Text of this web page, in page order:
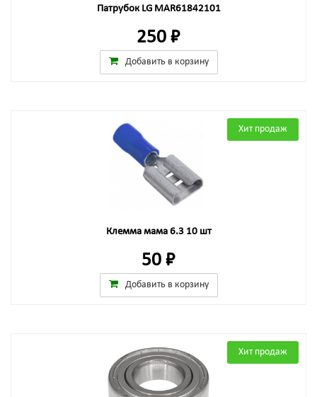
Патрубок LG MAR61842101
250 ₽
Добавить в корзину
Хит продаж
Клемма мама 6.3 10 шт
50 ₽
Добавить в корзину
Хит продаж